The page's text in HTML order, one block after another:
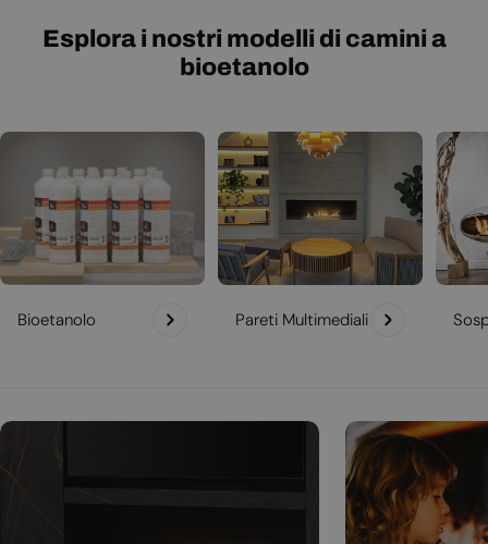
Esplora i nostri modelli di camini a
bioetanolo
Bioetanolo Pareti Multimediali